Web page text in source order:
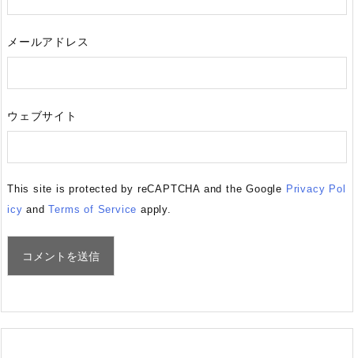
メールアドレス
ウェブサイト
This site is protected by reCAPTCHA and the Google Privacy Pol
icy andTerms of Service apply.